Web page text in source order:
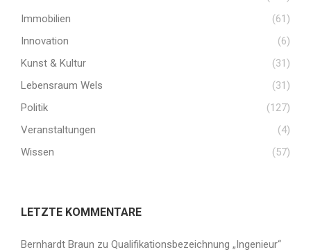
Immobilien
(61)
Innovation
(6)
Kunst & Kultur
(31)
Lebensraum Wels
(31)
Politik
(127)
Veranstaltungen
(4)
Wissen
(57)
LETZTE KOMMENTARE
Bernhardt Braun zu Qualifikationsbezeichnung „Ingenieur“